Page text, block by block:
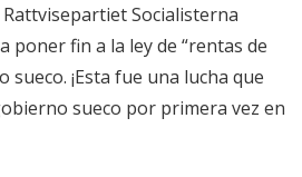
Socialisterna
poner fin a la ley de “rentas de
sueco. ¡Esta fue una lucha que
sueco por primera vez en